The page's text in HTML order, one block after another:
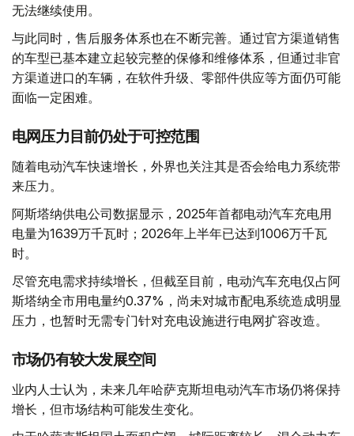
无法继续使用。
与此同时，售后服务体系也在不断完善。通过官方渠道销售
的车型已基本建立起较完整的保修和维修体系，但通过非官
方渠道进口的车辆，在软件升级、零部件供应等方面仍可能
面临一定困难。
电网压力目前仍处于可控范围
随着电动汽车快速增长，外界也关注其是否会给电力系统带
来压力。
阿斯塔纳供电公司数据显示，2025年首都电动汽车充电用
电量为1639万千瓦时；2026年上半年已达到1006万千瓦
时。
尽管充电需求持续增长，但截至目前，电动汽车充电仅占阿
斯塔纳全市用电量约0.37%，尚未对城市配电系统造成明显
压力，也暂时无需专门针对充电设施进行电网扩容改造。
市场仍有较大发展空间
业内人士认为，未来几年哈萨克斯坦电动汽车市场仍将保持
增长，但市场结构可能发生变化。